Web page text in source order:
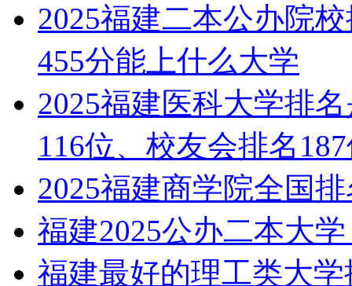
2025福建二本公办院
455分能上什么大学
2025福建医科大学排
116位、校友会排名
2025福建商学院全国
福建2025公办二本大
福建最好的理工类大